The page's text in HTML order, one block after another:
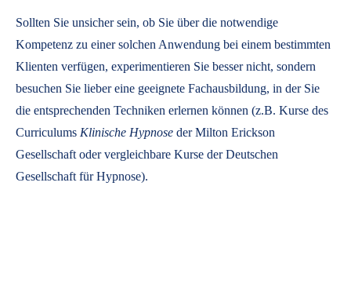
Sollten Sie unsicher sein, ob Sie über die notwendige
Kompetenz zu einer solchen Anwendung bei einem bestimmten
Klienten verfügen, experimentieren Sie besser nicht, sondern
besuchen Sie lieber eine geeignete Fachausbildung, in der Sie
die entsprechenden Techniken erlernen können (z.B. Kurse des
Curriculums Klinische Hypnose der Milton Erickson
Gesellschaft oder vergleichbare Kurse der Deutschen
Gesellschaft für Hypnose).